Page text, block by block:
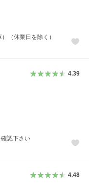
（休業日を除く）
4.39
認下さい
4.48